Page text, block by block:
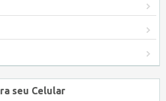
seu Celular